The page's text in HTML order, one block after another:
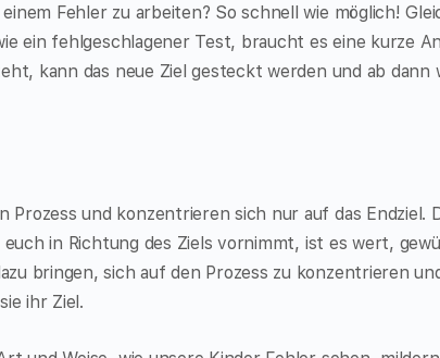
Fehler zu arbeiten? So schnell wie möglich!
ein fehlgeschlagener Test, braucht es eine kurze
kann das neue Ziel gesteckt werden und ab dann
Prozess und konzentrieren sich nur auf das Endziel.
in Richtung des Ziels vornimmt, ist es wert,
bringen, sich auf den Prozess zu konzentrieren
ihr Ziel.